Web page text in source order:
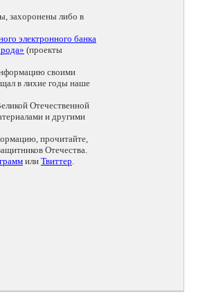
захоронены либо в
электронного банка
(проекты
своими
в лихие годы наше
Отечественной
и другими
прочитайте,
Отечества.
или Твиттер.